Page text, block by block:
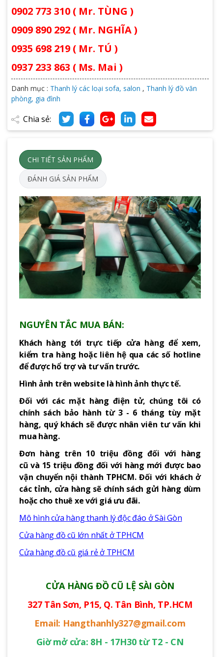
0902 773 310 ( Mr. TÙNG )
0909 890 292 ( Mr. NGHĨA )
0935 698 219 ( Mr. TÚ )
0937 233 863 ( Ms. Mai )
Danh mục : Thanh lý các loại sofa, salon , Thanh lý đồ văn
phòng, gia đình
Chia sẻ:
CHI TIẾT SẢN PHẨM
ĐÁNH GIÁ SẢN PHẨM
NGUYÊN TẮC MUA BÁN:
Khách hàng tới trực tiếp cửa hàng để xem,
kiểm tra hàng hoặc liên hệ qua các số hotline
để được hổ trợ và tư vấn trước.
Hình ảnh trên website là hình ảnh thực tế.
Đối với các mặt hàng điện tử, chúng tôi có
chính sách bảo hành từ 3 - 6 tháng tùy mặt
hàng, quý khách sẽ được nhân viên tư vấn khi
mua hàng.
Đơn hàng trên 10 triệu đồng đối với hàng
cũ và 15 triệu đồng đối với hàng mới được bao
vận chuyển nội thành TPHCM. Đối với khách ở
các tỉnh, cửa hàng sẽ chính sách gửi hàng dùm
hoặc cho thuê xe với giá ưu đãi.
Mô hình cửa hàng thanh lý độc đáo ở Sài Gòn
Cửa hàng đồ cũ lớn nhất ở TPHCM
Cửa hàng đồ cũ giá rẻ ở TPHCM
CỬA HÀNG ĐỒ CŨ LỆ SÀI GÒN
327 Tân Sơn, P15, Q. Tân Bình, TP.HCM
Email: Hangthanhly327@gmail.com
Giờ mở cửa: 8H - 17H30 từ T2 - CN